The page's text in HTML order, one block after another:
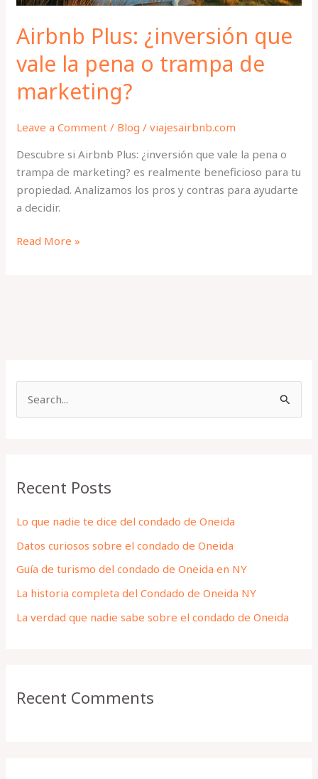
Airbnb Plus: ¿inversión que
vale la pena o trampa de
marketing?
Leave a Comment / Blog /viajesairbnb.com
Descubre si Airbnb Plus: ¿inversión que vale la pena o
trampa de marketing? es realmente beneficioso para tu
propiedad. Analizamos los pros y contras para ayudarte
a decidir.
de
marketing?
Read More »
c
f
o
r
:
Recent Posts
Lo que nadie te dice del condado de Oneida
Datos curiosos sobre el condado de Oneida
Guía de turismo del condado de Oneida en NY
La historia completa del Condado de Oneida NY
La verdad que nadie sabe sobre el condado de Oneida
Recent Comments